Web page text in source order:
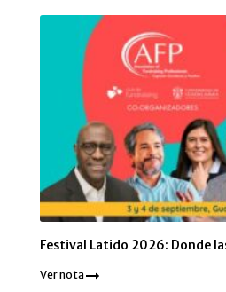
Festival Latido 2026: Donde
Ver nota